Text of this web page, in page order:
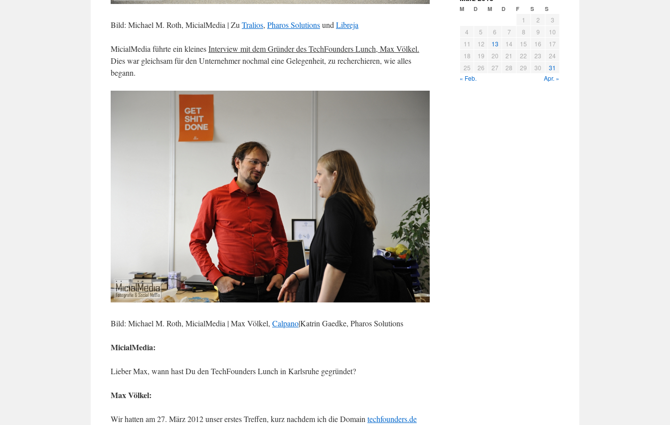
Bild: Michael M. Roth, MicialMedia | Zu Tralios, Pharos Solutionsund Libreja
MicialMedia führte ein kleinesInterview mit dem Gründer des TechFounders Lunch, Max Völkel.
Dies war gleichsam für den Unternehmer nochmal eine Gelegenheit, zu recherchieren, wie alles
begann.
Bild: Michael M. Roth, MicialMedia | Max Völkel, Calpano|Katrin Gaedke, Pharos Solutions
MicialMedia:
Lieber Max, wann hast Du den TechFounders Lunch in Karlsruhe gegründet?
Max Völkel:
Wir hatten am 27. März 2012 unser erstes Treffen, kurz nachdem ich die Domain techfounders.de
M D M D F S S
1 2
3
4
5 6 7 8 9
10
11
12 13 14 15 16
17
18
19 20 21 22 23
24
25
26 27 28 29 30
31
« Feb.
Apr. »